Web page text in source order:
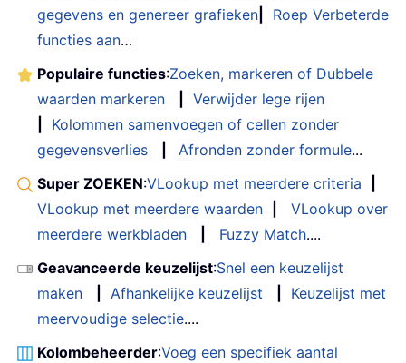
gegevens en genereer grafieken
Roep Verbeterde
functies aan…
Populaire functies:Zoeken, markeren of Dubbele
waarden markeren
Verwijder lege rijen
Kolommen samenvoegen of cellen zonder
gegevensverlies
Afronden zonder formule...
Super ZOEKEN:VLookup met meerdere criteria
VLookup met meerdere waarden
VLookup over
meerdere werkbladen
Fuzzy Match....
Geavanceerde keuzelijst:Snel een keuzelijst
maken
Afhankelijke keuzelijst
Keuzelijst met
meervoudige selectie....
Kolombeheerder:Voeg een specifiek aantal